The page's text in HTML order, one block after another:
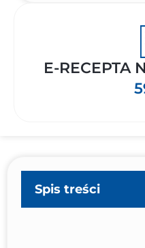
E-RECEPTA
Spis treści